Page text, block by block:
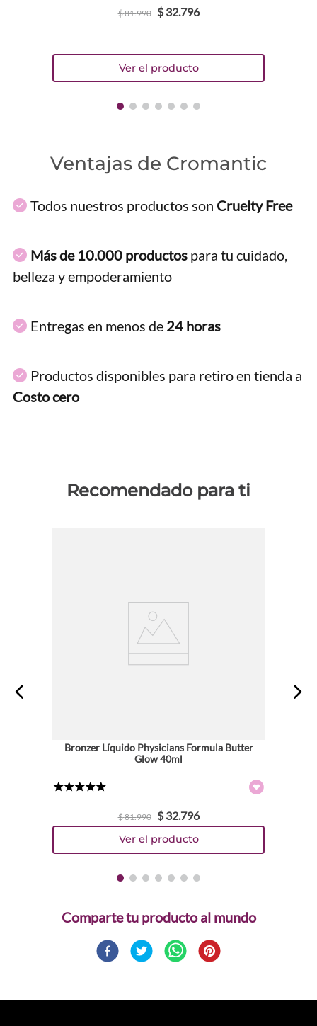
$81.990 $ 32.796
Ventajas de Cromantic
Todos nuestros productos son Cruelty Free
Más de 10.000 productos para tu cuidado,
belleza y empoderamiento
Entregas en menos de 24 horas
Productos disponibles para retiro en tienda a
Costo cero
Recomendado para ti
Bronzer Líquido Physicians Formula Butter
Glow 40ml
$81.990 $ 32.796
Comparte